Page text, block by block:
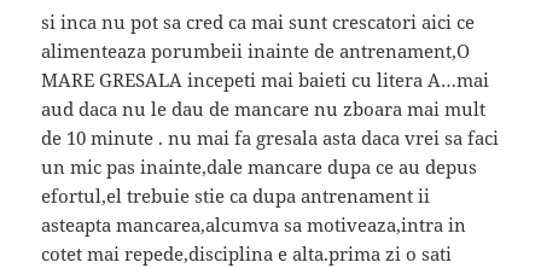
si inca nu pot sa cred ca mai sunt crescatori aici ce
alimenteaza porumbeii inainte de antrenament,O
MARE GRESALA incepeti mai baieti cu litera A…mai
aud daca nu le dau de mancare nu zboara mai mult
de 10 minute . nu mai fa gresala asta daca vrei sa faci
un mic pas inainte,dale mancare dupa ce au depus
efortul,el trebuie stie ca dupa antrenament ii
asteapta mancarea,alcumva sa motiveaza,intra in
cotet mai repede,disciplina e alta.prima zi o sati